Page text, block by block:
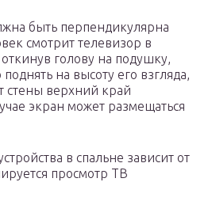
быть перпендикулярна
смотрит телевизор в
голову на подушку,
на высоту его взгляда,
стены верхний край
экран может размещаться
в спальне зависит от
просмотр ТВ